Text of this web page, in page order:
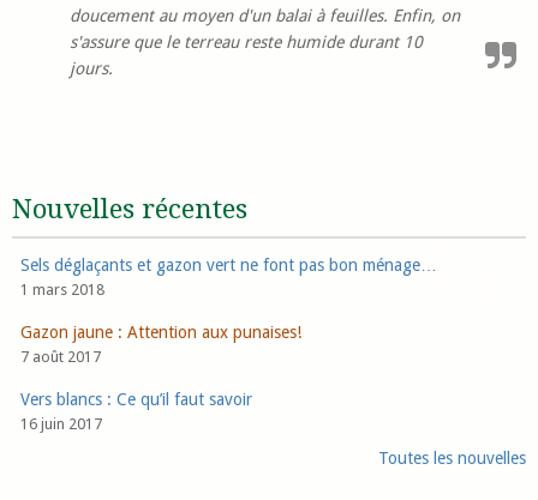
doucement au moyen d'un balai à feuilles. Enfin, on
s'assure que le terreau reste humide durant 10
jours.
Nouvelles récentes
Sels déglaçants et gazon vert ne font pas bon ménage…
1 mars 2018
Gazon jaune : Attention aux punaises!
7 août 2017
Vers blancs : Ce qu’il faut savoir
16 juin 2017
Toutes les nouvelles